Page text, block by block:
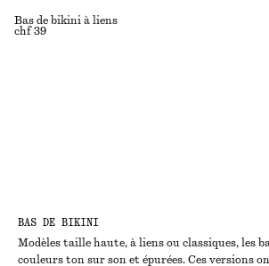
BAS DE BIKINI
Modèles taille haute, à liens ou classiques, les
couleurs ton sur son et épurées. Ces versions
Bas de bikini à liens
chf 39